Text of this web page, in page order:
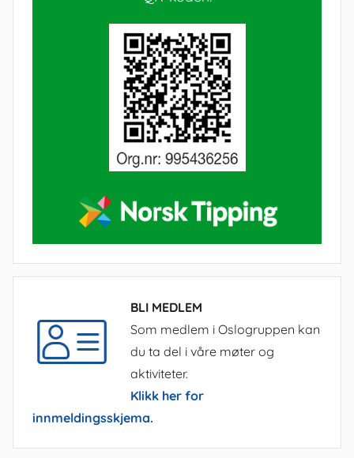
BLI MEDLEM
Som medlem i Oslogruppen kan
du ta del i våre møter og
aktiviteter.
Klikk her for
innmeldingsskjema.